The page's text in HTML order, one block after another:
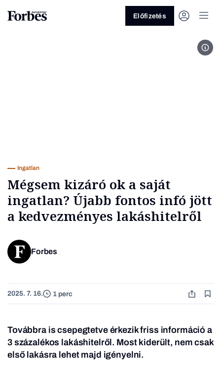
Előfizetés
Ingatlan
Mégsem kizáró ok a saját
ingatlan? Újabb fontos infó jött
a kedvezményes lakáshitelről
Forbes
2025. 7. 16. 1 perc
Továbbra is csepegtetve érkezik friss információ a
3 százalékos lakáshitelről. Most kiderült, nem csak
első lakásra lehet majd igényelni.